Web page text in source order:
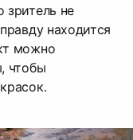
зритель не
находится
можно
чтобы